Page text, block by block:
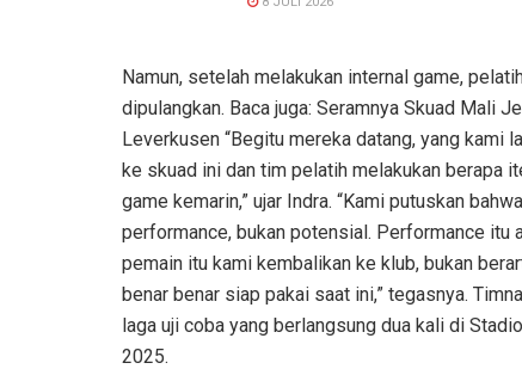
Namun, setelah melakukan internal game,
dipulangkan. Baca juga: Seramnya Skuad Mali
Leverkusen “Begitu mereka datang, yang kami
ke skuad ini dan tim pelatih melakukan berapa
game kemarin,” ujar Indra. “Kami putuskan
performance, bukan potensial. Performance itu
pemain itu kami kembalikan ke klub, bukan
benar benar siap pakai saat ini,” tegasnya.
laga uji coba yang berlangsung dua kali di
2025.